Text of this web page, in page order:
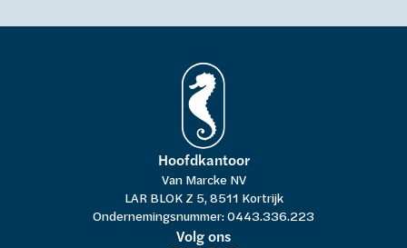
Hoofdkantoor
Van Marcke NV
LAR BLOK Z 5, 8511 Kortrijk
Ondernemingsnummer: 0443.336.223
Volg ons